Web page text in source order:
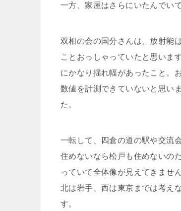
一方、家屋はさらにいたんでい
双相の会の国分さんは、放射能
ことおっしゃっていたと思いま
にかなり揺れ幅があったこと。
数値を計測できていないと思い
た。
一転して、四倉の道の駅や交流
住めないなら松戸も住めないの
っていて全体像が見えてきませ
北は岩手、西は東京までは考え
す。